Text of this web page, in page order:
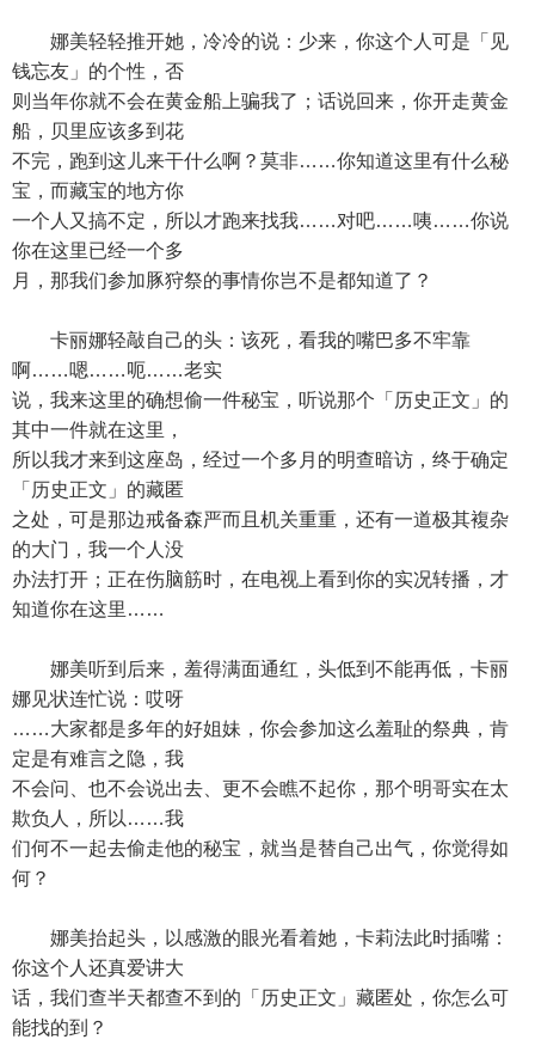
娜美轻轻推开她，冷冷的说：少来，你这个人可是「见
钱忘友」的个性，否
则当年你就不会在黄金船上骗我了；话说回来，你开走黄金
船，贝里应该多到花
不完，跑到这儿来干什么啊？莫非……你知道这里有什么秘
宝，而藏宝的地方你
一个人又搞不定，所以才跑来找我……对吧……咦……你说
你在这里已经一个多
月，那我们参加豚狩祭的事情你岂不是都知道了？
卡丽娜轻敲自己的头：该死，看我的嘴巴多不牢靠
啊……嗯……呃……老实
说，我来这里的确想偷一件秘宝，听说那个「历史正文」的
其中一件就在这里，
所以我才来到这座岛，经过一个多月的明查暗访，终于确定
「历史正文」的藏匿
之处，可是那边戒备森严而且机关重重，还有一道极其複杂
的大门，我一个人没
办法打开；正在伤脑筋时，在电视上看到你的实况转播，才
知道你在这里……
娜美听到后来，羞得满面通红，头低到不能再低，卡丽
娜见状连忙说：哎呀
……大家都是多年的好姐妹，你会参加这么羞耻的祭典，肯
定是有难言之隐，我
不会问、也不会说出去、更不会瞧不起你，那个明哥实在太
欺负人，所以……我
们何不一起去偷走他的秘宝，就当是替自己出气，你觉得如
何？
娜美抬起头，以感激的眼光看着她，卡莉法此时插嘴：
你这个人还真爱讲大
话，我们查半天都查不到的「历史正文」藏匿处，你怎么可
能找的到？